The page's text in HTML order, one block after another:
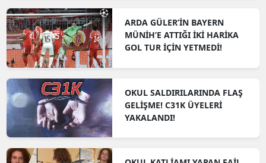
ARDA GÜLER’İN BAYERN
MÜNİH’E ATTIĞI İKİ HARİKA
GOL TUR İÇİN YETMEDİ!
OKUL SALDIRILARINDA FLAŞ
GELİŞME! C31K ÜYELERİ
YAKALANDI!